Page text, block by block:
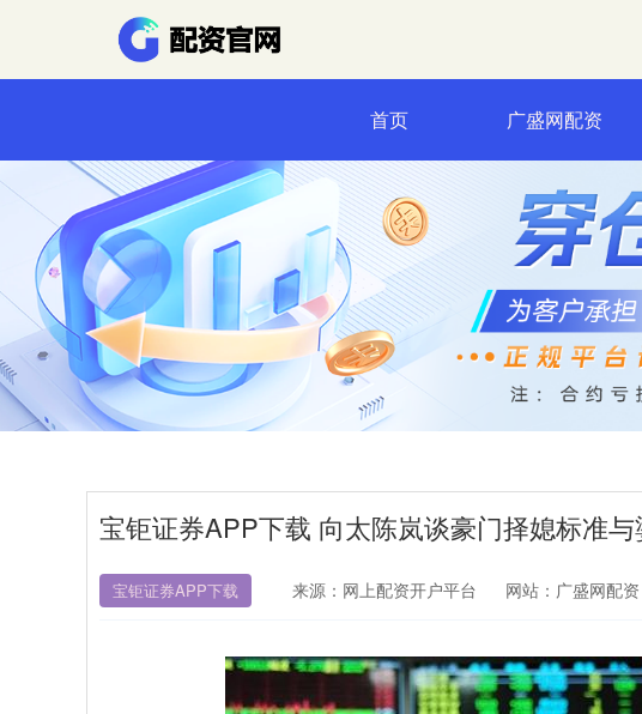
首页 广盛网配资
宝钜证券APP下载 向太陈岚谈豪门择媳标准
宝钜证券APP下载 来源：网上配资开户平台 网站：广盛网配资